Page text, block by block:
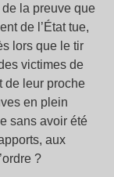
la preuve que
de l’État tue,
lors que le tir
victimes de
de leur proche
en plein
sans avoir été
aux
?